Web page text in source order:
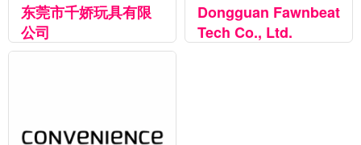
东莞市千娇玩具有限
公司
Dongguan Fawnbeat
Tech Co., Ltd.